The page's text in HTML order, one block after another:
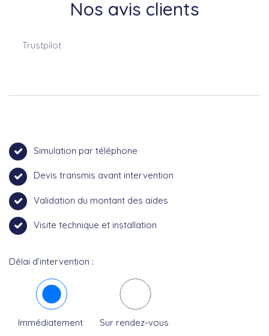
Nos avis clients
Trustpilot
Simulation par téléphone
Devis transmis avant intervention
Validation du montant des aides
Visite technique et installation
Délai d’intervention :
Immédiatement Sur rendez-vous